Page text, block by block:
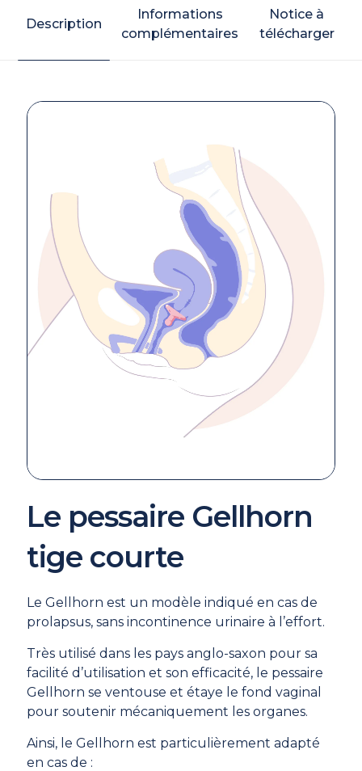
Description
Informations
complémentaires
Notice à
télécharger
Le pessaire Gellhorn
tige courte
Le Gellhorn est un modèle indiqué en cas de
prolapsus, sans incontinence urinaire à l’effort.
Très utilisé dans les pays anglo-saxon pour sa
facilité d’utilisation et son efficacité, le pessaire
Gellhorn se ventouse et étaye le fond vaginal
pour soutenir mécaniquement les organes.
Ainsi, le Gellhorn est particulièrement adapté
en cas de :